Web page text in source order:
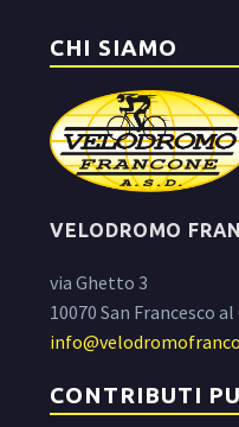
CHI SIAMO
VELODROMO
via Ghetto 3
10070 San Francesco
CONTRIBUTI